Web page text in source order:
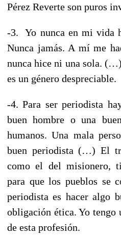
Pérez Reverte son puros
-3. Yo nunca en mi vida
Nunca jamás. A mí me
nunca hice ni una sola.
es un género despreciable.
-4. Para ser periodista
buen hombre o una
humanos. Una mala
buen periodista (…) El
como el del misionero,
para que los pueblos se
periodista es hacer algo
obligación ética. Yo
de esta profesión.